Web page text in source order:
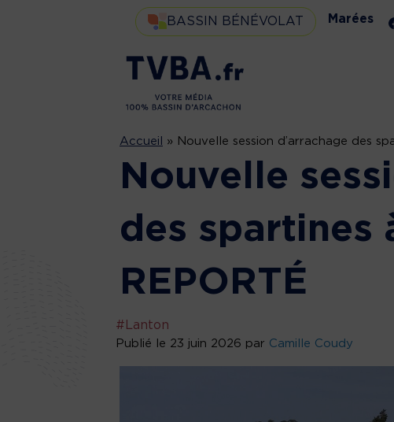
BASSIN BÉNÉVOLAT Marées
Accueil » Nouvelle session d’arrachage des
Nouvelle
des spartines
REPORTÉ
#Lanton
Publié le 23 juin 2026 par Camille Coudy